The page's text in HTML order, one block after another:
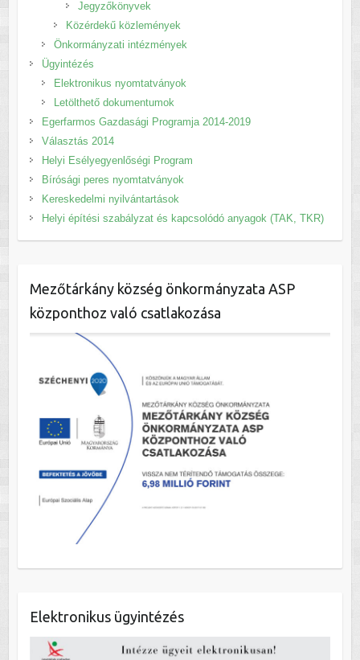
Jegyzőkönyvek
Közérdekű közlemények
Önkormányzati intézmények
Ügyintézés
Elektronikus nyomtatványok
Letölthető dokumentumok
Egerfarmos Gazdasági Programja 2014-2019
Választás 2014
Helyi Esélyegyenlőségi Program
Bírósági peres nyomtatványok
Kereskedelmi nyilvántartások
Helyi építési szabályzat és kapcsolódó anyagok (TAK, TKR)
Mezőtárkány község önkormányzata ASP
központhoz való csatlakozása
Elektronikus ügyintézés